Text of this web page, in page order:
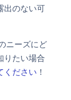
出のない可
ニーズにど
りたい場合
ください ！